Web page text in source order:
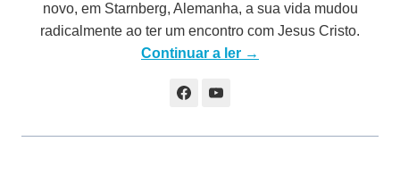
novo, em Starnberg, Alemanha, a sua vida mudou
radicalmente ao ter um encontro com Jesus Cristo.
Continuar a ler →